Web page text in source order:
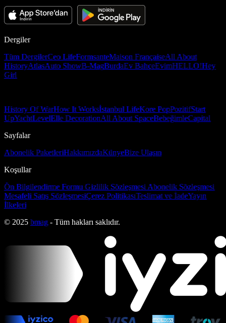
Dergiler
Tüm DergilerCeo LifeFormsanteMaison FrançaiseAll About
HistoryAtlasAuto ShowB-MagBurdaEv BahçeEvimHELLO!Hey
Girl
History Of WarHow It Worksİstanbul LifeKore PopPozitifStart
UpYachtLevelElle DecorationAll About SpaceBebeğimleCapital
Sayfalar
Abonelik PaketleriHakkımızdaKünyeBize Ulaşın
Koşullar
Ön Bilgilendirme Formu Gizlilik Sözleşmesi Abonelik Sözleşmesi
Mesafeli Satış SözleşmesiÇerez PolitikasıTeslimat ve İadeYayın
İlkeleri
© 2025 bmag - Tüm hakları saklıdır.